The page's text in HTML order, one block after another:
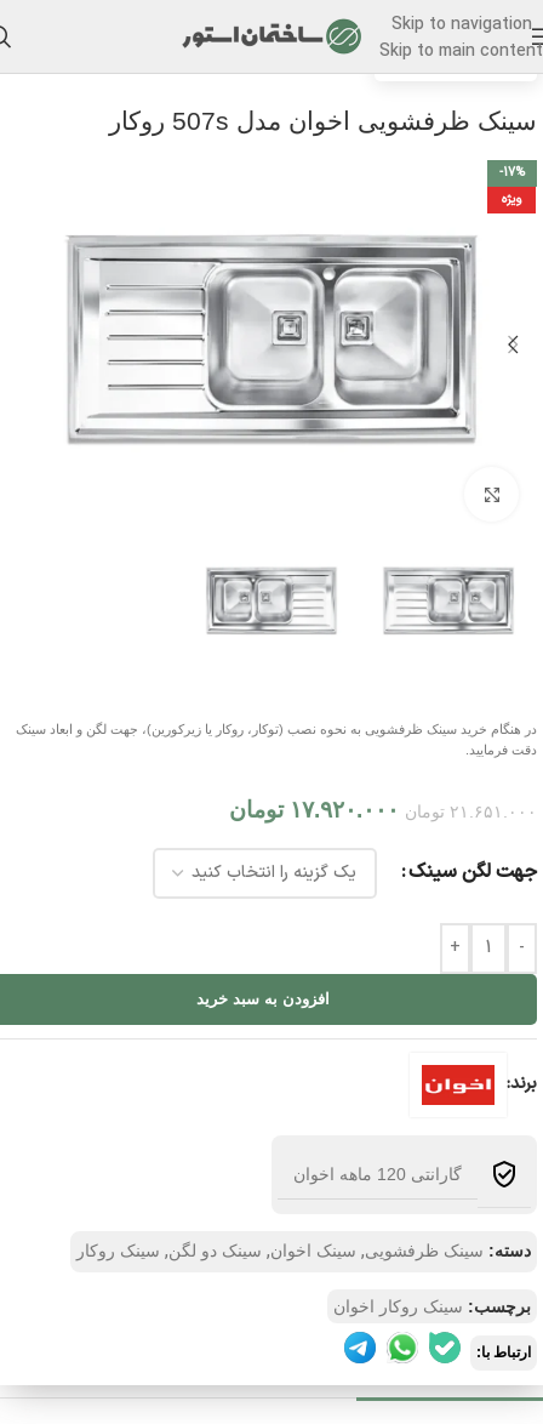
Skip to navigation
Skip to main content
خانه/سینک ظرفشویی
سینک ظرفشویی اخوان مدل 507s روکار
-17%
ویژه
در هنگام خرید سینک ظرفشویی به نحوه نصب (توکار، روکار یا زیرکورین)، جهت لگن و ابعاد سینک
دقت فرمایید.
۲۱.۶۵۱.۰۰۰ تومان ۱۷.۹۲۰.۰۰۰ تومان
جهت لگن سینک
-
+
افزودن به سبد خرید
برند:
گارانتی 120 ماهه اخوان
دسته: سینک ظرفشویی, سینک اخوان, سینک دو لگن, سینک روکار
برچسب: سینک روکار اخوان
ارتباط با: